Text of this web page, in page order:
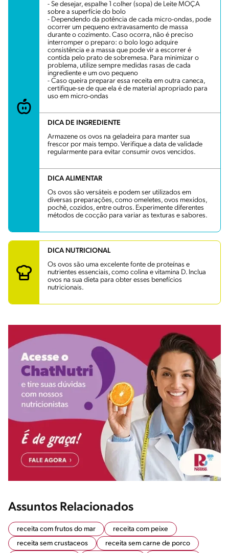
- Se desejar, espalhe 1 colher (sopa) de Leite MOÇA
sobre a superfície do bolo
- Dependendo da potência de cada micro-ondas, pode
ocorrer um pequeno extravasamento de massa
durante o cozimento. Caso ocorra, não é preciso
interromper o preparo: o bolo logo adquire
consistência e a massa que pode vir a escorrer é
contida pelo prato de sobremesa. Para minimizar o
problema, utilize sempre medidas rasas de cada
ingrediente e um ovo pequeno
- Caso queira preparar essa receita em outra caneca,
certifique-se de que ela é de material apropriado para
uso em micro-ondas
DICA DE INGREDIENTE
Armazene os ovos na geladeira para manter sua
frescor por mais tempo. Verifique a data de validade
regularmente para evitar consumir ovos vencidos.
DICA ALIMENTAR
Os ovos são versáteis e podem ser utilizados em
diversas preparações, como omeletes, ovos mexidos,
pochê, cozidos, entre outros. Experimente diferentes
métodos de cocção para variar as texturas e sabores.
DICA NUTRICIONAL
Os ovos são uma excelente fonte de proteínas e
nutrientes essenciais, como colina e vitamina D. Inclua
ovos na sua dieta para obter esses benefícios
nutricionais.
Assuntos Relacionados
receita com frutos do mar
receita com peixe
receita sem crustaceos
receita sem carne de porco